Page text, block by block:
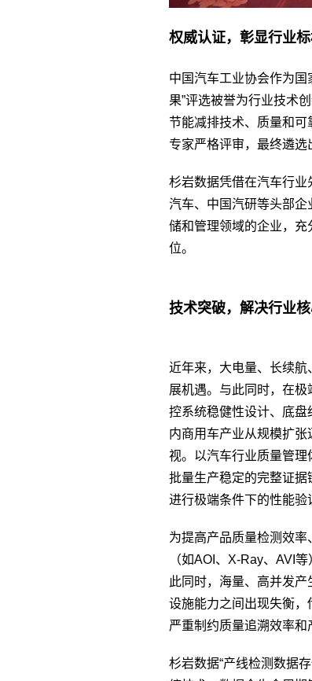
权威认证，彰显行业
中国汽车工业协会作为
果”评选被誉为行业技术
节能减排技术、质量和
专家严格评审，最终遴选
杉岩数据凭借在汽车行
汽车、中国汽研等头部
储和管理领域的企业，
位。
技术突破，解决行业
近年来，大电量、长续
展机遇。与此同时，在
控系统稳健性设计、底盘
内商用车产业从规模扩
视。以汽车行业质量管理
批量生产稳定的完整证
进行极端条件下的性能验
为提高产品质量检测效
（如AOI、X-Ray、AVI
此同时，海量、高并发
设施能力之间出现失衡，
严重制约质量追溯效率和
杉岩数据“产线检测数据